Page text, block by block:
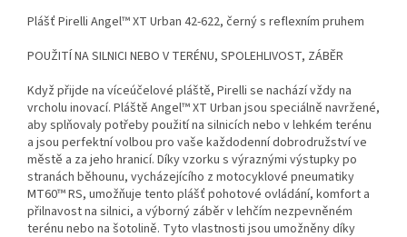
Plášť Pirelli Angel™ XT Urban 42-622, černý s reflexním pruhem
POUŽITÍ NA SILNICI NEBO V TERÉNU, SPOLEHLIVOST, ZÁBĚR
Když přijde na víceúčelové pláště, Pirelli se nachází vždy na
vrcholu inovací. Pláště Angel™ XT Urban jsou speciálně navržené,
aby splňovaly potřeby použití na silnicích nebo v lehkém terénu
a jsou perfektní volbou pro vaše každodenní dobrodružství ve
městě a za jeho hranicí. Díky vzorku s výraznými výstupky po
stranách běhounu, vycházejícího z motocyklové pneumatiky
MT60™ RS, umožňuje tento plášť pohotové ovládání, komfort a
přilnavost na silnici, a výborný záběr v lehčím nezpevněném
terénu nebo na šotolině. Tyto vlastnosti jsou umožněny díky